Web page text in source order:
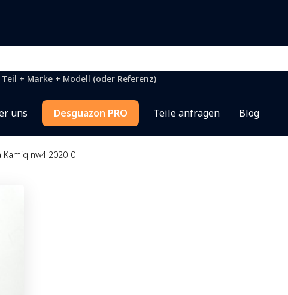
+ Marke + Modell (oder Referenz)
uns Desguazon PRO Teile anfragen Blog
Kamiq nw4 2020-0